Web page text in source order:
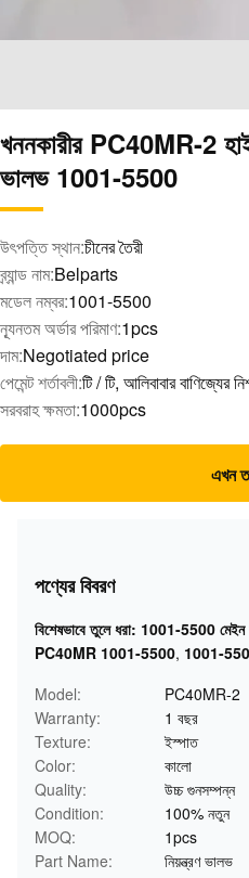
খননকারীর PC40MR-2
ভালভ 1001-5500
উৎপত্তি স্থান:চীনের তৈরী
ব্র্যান্ড নাম:Belparts
মডেল নম্বর:1001-5500
ন্যূনতম অর্ডার পরিমাণ:1pcs
দাম:Negotiated price
পেমেন্ট শর্তাবলী:টি / টি, আলিবাবার বাণিজ্যের
সরবরাহ ক্ষমতা:1000pcs
এখন
পণ্যের বিবরণ
বিশেষভাবে তুলে ধরা: 1001-5500 মেইন
PC40MR 1001-5500, 1001-
Model:
PC40MR-2
Warranty:
1 বছর
Texture:
ইস্পাত
Color:
কালো
Quality:
উচ্চ গুনসম্পন্ন
Condition:
100% নতুন
MOQ:
1pcs
Part Name:
নিয়ন্ত্রণ ভালভ